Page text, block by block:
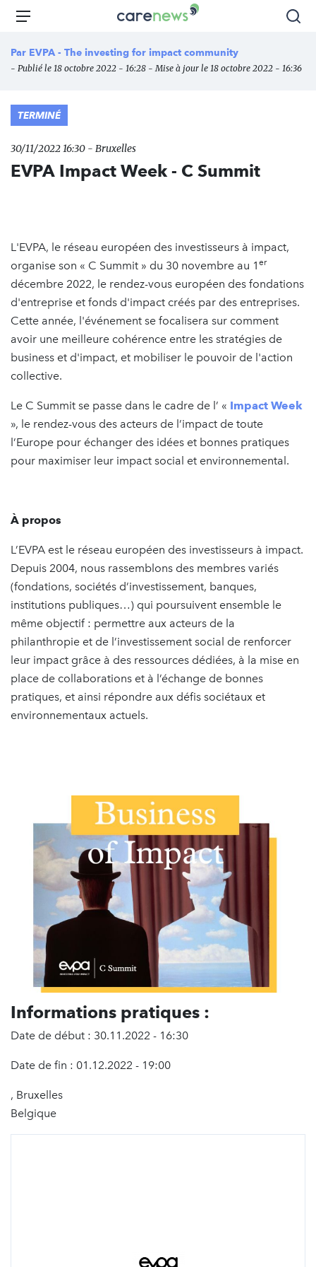
Aller
principal
Carenews,
média
des
Menu
Par EVPA - The investing for impact community
- Publié le 18 octobre 2022 - 16:28 - Mise à jour le 18 octobre 2022 - 16:36
TERMINÉ
30/11/2022 16:30 - Bruxelles
EVPA Impact Week - C Summit
L'EVPA, le réseau européen des investisseurs à impact,
organise son « C Summit » du 30 novembre au 1 er
décembre 2022, le rendez-vous européen des fondations
d'entreprise et fonds d'impact créés par des entreprises.
Cette année, l'événement se focalisera sur comment
avoir une meilleure cohérence entre les stratégies de
business et d'impact, et mobiliser le pouvoir de l'action
collective.
Le C Summit se passe dans le cadre de l’ « Impact Week
», le rendez-vous des acteurs de l’impact de toute
l’Europe pour échanger des idées et bonnes pratiques
pour maximiser leur impact social et environnemental.
À propos
L’EVPA est le réseau européen des investisseurs à impact.
Depuis 2004, nous rassemblons des membres variés
(fondations, sociétés d’investissement, banques,
institutions publiques…) qui poursuivent ensemble le
même objectif : permettre aux acteurs de la
philanthropie et de l’investissement social de renforcer
leur impact grâce à des ressources dédiées, à la mise en
place de collaborations et à l’échange de bonnes
pratiques, et ainsi répondre aux défis sociétaux et
environnementaux actuels.
Informations pratiques :
Date de début : 30.11.2022 - 16:30
Date de fin : 01.12.2022 - 19:00
, Bruxelles
Belgique